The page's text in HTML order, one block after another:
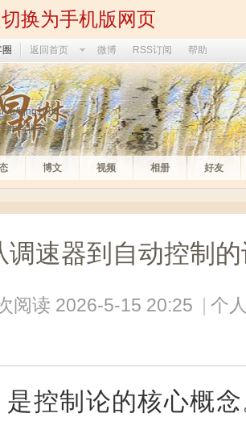
换为手机版网页
返回首页 微博 RSS订阅 帮助
u/fqng1008
年写博客
博文 视频 相册 好友
调速器到自动控制
阅读 2026-5-15 20:25
个
是控制论的核心概